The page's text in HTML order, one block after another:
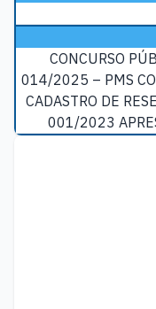
CONCURSO
014/2025 – PMS
CADASTRO DE
001/2023